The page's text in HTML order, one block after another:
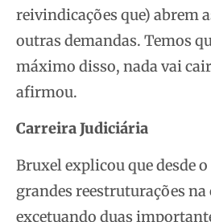
reivindicações que) abrem
outras demandas. Temos
máximo disso, nada vai
afirmou.
Carreira Judiciária
Bruxel explicou que desde o
grandes reestruturações
excetuando duas